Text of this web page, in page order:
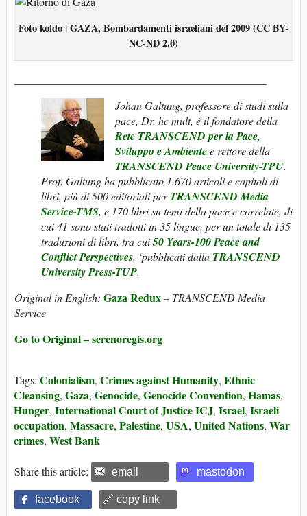
Foto koldo | GAZA, Bombardamenti israeliani del 2009 (CC BY-
NC-ND 2.0)
Johan Galtung, professore di studi sulla
pace, Dr. hc mult, è il fondatore della
Rete TRANSCEND per la Pace,
Sviluppo e Ambientee rettore della
TRANSCEND Peace University-TPU.
Prof. Galtung ha pubblicato 1.670 articoli e capitoli di
libri, più di 500 editoriali perTRANSCEND Media
Service-TMS, e 170 libri su temi della pace e correlate, di
cui 41 sono stati tradotti in 35 lingue, per un totale di 135
traduzioni di libri, tra cui50 Years-100 Peace and
Conflict Perspectives, ‘pubblicati dalla TRANSCEND
University Press-TUP.
Original in English: Gaza Redux– TRANSCEND Media
Service
Go to Original – serenoregis.org
Tags: Colonialism, Crimes against Humanity, Ethnic
Cleansing, Gaza, Genocide, Genocide Convention, Hamas,
Hunger, International Court of Justice ICJ, Israel, Israeli
occupation, Massacre, Palestine, USA, United Nations, War
crimes, West Bank
Share this article: email mastodon
facebook 🔗 copy link